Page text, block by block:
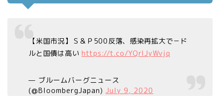
【米国市況】Ｓ＆Ｐ500反落、感染再拡大で－ド
ルと国債は高い https://t.co/YQrlJyWvjq
— ブルームバーグニュース
(@BloombergJapan)July 9, 2020